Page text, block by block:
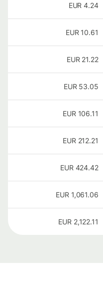
4.24
EUR
10.61
EUR
21.22
EUR
53.05
EUR
106.11
EUR
212.21
EUR
424.42
EUR
1,061.06
EUR
2,122.11
EUR